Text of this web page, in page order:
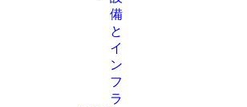
備
と
イ
ン
フ
ラ